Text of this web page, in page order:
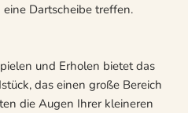
Dartscheibe treffen.
und Erholen bietet das
das einen große Bereich
die Augen Ihrer kleineren